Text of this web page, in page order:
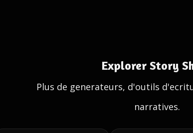
Explorer Story
Plus de generateurs, d'outils
narratives.